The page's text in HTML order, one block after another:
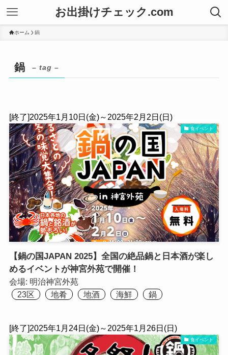
お出掛けチェック.com
ホーム 鍋
鍋 – tag –
[終了]2025年1月10日(金)～2025年2月2日(日)
食イベント
【鍋の国JAPAN 2025】全国の絶品鍋と日本酒が楽し
めるイベントが神宮外苑で開催！
会場: 明治神宮外苑
23区
地肴 地酒 海鮮 鍋
[終了]2025年1月24日(金)～2025年1月26日(日)
食イベント